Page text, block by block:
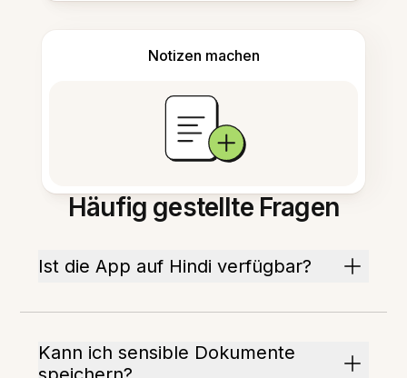
Notizen machen
Häufig gestellte Fragen
Ist die App auf Hindi verfügbar?
Kann ich sensible Dokumente